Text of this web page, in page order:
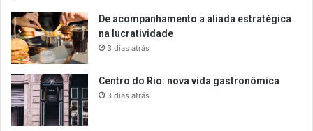
De acompanhamento a aliada estratégica
na lucratividade
3 dias atrás
Centro do Rio: nova vida gastronômica
3 dias atrás